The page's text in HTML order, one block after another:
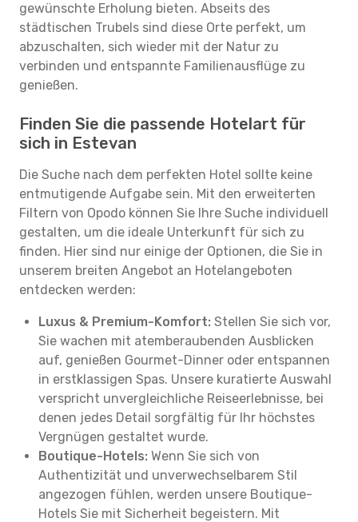
gewünschte Erholung bieten. Abseits des
städtischen Trubels sind diese Orte perfekt, um
abzuschalten, sich wieder mit der Natur zu
verbinden und entspannte Familienausflüge zu
genießen.
Finden Sie die passende Hotelart für
sich in Estevan
Die Suche nach dem perfekten Hotel sollte keine
entmutigende Aufgabe sein. Mit den erweiterten
Filtern von Opodo können Sie Ihre Suche individuell
gestalten, um die ideale Unterkunft für sich zu
finden. Hier sind nur einige der Optionen, die Sie in
unserem breiten Angebot an Hotelangeboten
entdecken werden:
Luxus & Premium-Komfort: Stellen Sie sich vor,
Sie wachen mit atemberaubenden Ausblicken
auf, genießen Gourmet-Dinner oder entspannen
in erstklassigen Spas. Unsere kuratierte Auswahl
verspricht unvergleichliche Reiseerlebnisse, bei
denen jedes Detail sorgfältig für Ihr höchstes
Vergnügen gestaltet wurde.
Boutique-Hotels: Wenn Sie sich von
Authentizität und unverwechselbarem Stil
angezogen fühlen, werden unsere Boutique-
Hotels Sie mit Sicherheit begeistern. Mit